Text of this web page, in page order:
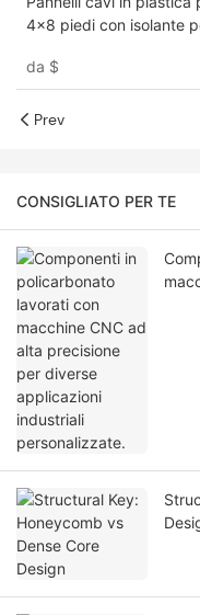
4x8 piedi con isolante
da $
Prev
CONSIGLIATO PER TE